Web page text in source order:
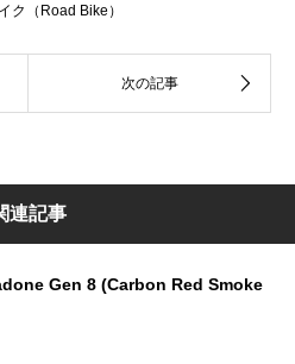
ク（Road Bike）
連記事
Gen 8 (Carbon Red Smoke